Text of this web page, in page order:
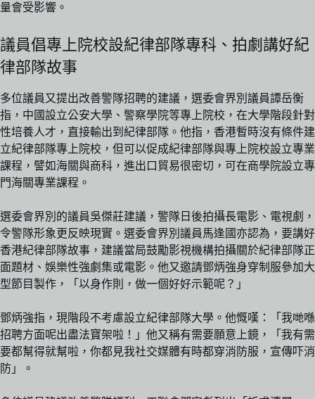
量會受影響。
議員倡專上院校設紀律部隊專科、拍劇講好紀
律部隊故事
多位議員又提出改善警隊招聘的建議，選委會界別議員譚岳衡
指，中國設立公安大學、警察學院等專上院校，在大學階段針對
性培養人才，直接輸出到紀律部隊。他指，香港暫時沒有條件建
立紀律部隊專上院校，但可以促成紀律部隊與專上院校設立專業
課程，譬如海關與商科，進出口貿易很密切，可在商學院設立專
門海關專業課程。
選委會界別的議員吳傑莊建議，警隊日後拍攝長電影、電視劇，
令警隊形象更反映現實。選委會界別議員馬逢國亦認為，要講好
香港紀律部隊故事，建議當局鼓勵影視機構拍攝關於紀律部隊正
面題材、娛樂性強劇集或電影。他又邀請鄧炳強身穿制服參加大
型節目製作，「以身作則，做一個好好示範呢？」
鄧炳強指，現階段不考慮設立紀律部隊大學。他慨嘆：「我哋喺
招聘方面呢出盡法寶架啦！」他又稱有需要願意上鏡，「我有需
要都幫得就幫啦，你都見我社交媒體有時都穿消防服，宣傳吓消
防」。